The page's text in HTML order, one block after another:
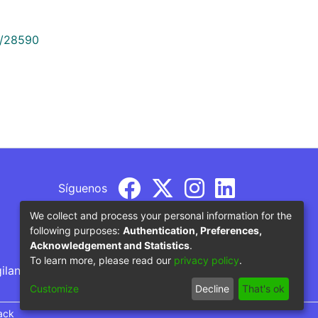
28590
Síguenos
por parte del Ministerio de Educación
We collect and process your personal information for the
following purposes: Authentication, Preferences,
Acknowledgement and Statistics.
To learn more, please read our privacy policy.
Customize Decline That's ok